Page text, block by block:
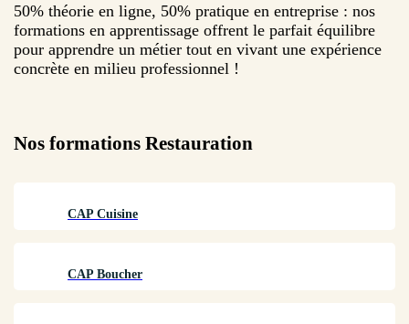
50% théorie en ligne, 50% pratique en entreprise : nos
formations en apprentissage offrent le parfait équilibre
pour apprendre un métier tout en vivant une expérience
concrète en milieu professionnel !
Nos formations Restauration
CAP Cuisine
CAP Boucher